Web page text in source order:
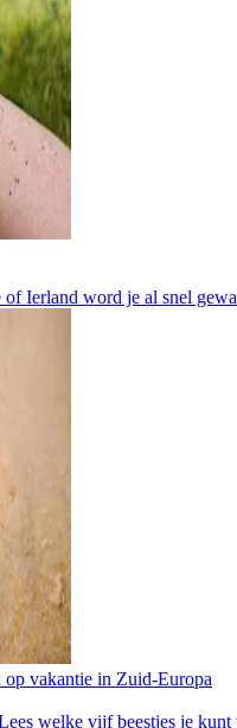
Ierland word je al snel
op vakantie in Zuid-Europa
welke vijf beestjes je kunt